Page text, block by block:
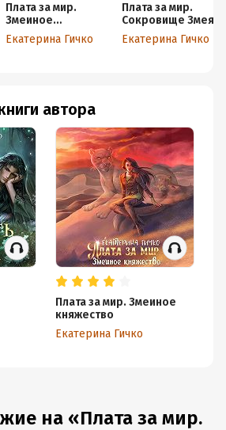
Плата за мир.
Змеиное
княжество
Екатерина Гичко
Плата за мир.
Сокровище Змея
Екатерина Гичко
автора
Плата за мир. Змеиное
княжество
Екатерина Гичко
на «Плата за мир.